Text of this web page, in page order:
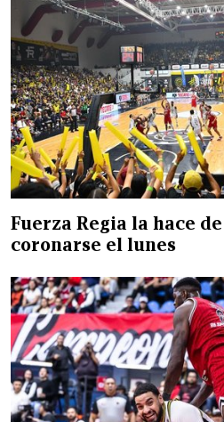
Fuerza Regia la hace
coronarse el lunes